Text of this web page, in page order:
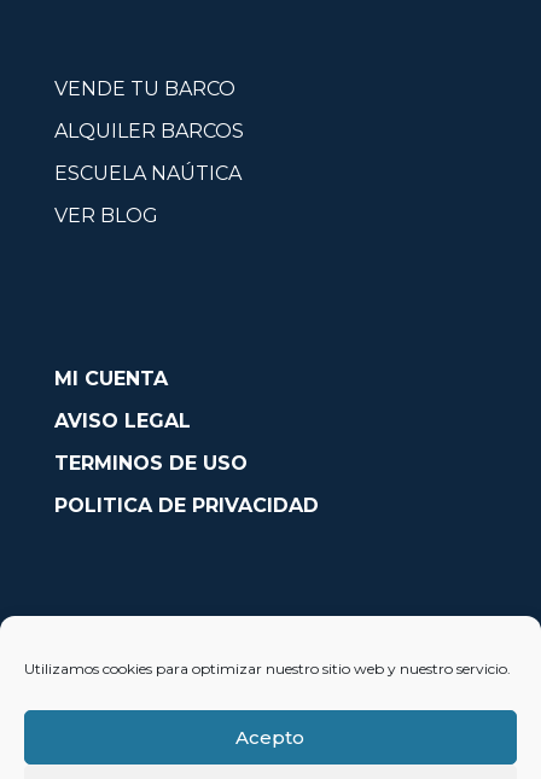
Utilizamos cookies para optimizar nuestro sitio web y nuestro servicio.
Acepto
VENDE TU BARCO
ALQUILER BARCOS
ESCUELA NAÚTICA
VER BLOG
MI CUENTA
AVISO LEGAL
TERMINOS DE USO
POLITICA DE PRIVACIDAD
Avda. País Valencià nº54, Oficina 23, Alcoy (Alicante)